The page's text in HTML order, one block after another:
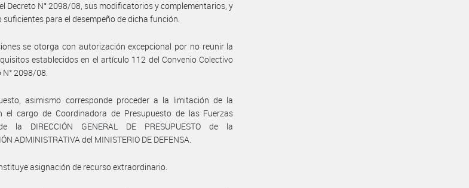
Decreto N° 2098/08, sus modificatorios y complementarios, y
suficientes para el desempeño de dicha función.
se otorga con autorización excepcional por no reunir la
establecidos en el artículo 112 del Convenio Colectivo
2098/08.
asimismo corresponde proceder a la limitación de la
el cargo de Coordinadora de Presupuesto de las Fuerzas
la DIRECCIÓN GENERAL DE PRESUPUESTO de la
ADMINISTRATIVA del MINISTERIO DE DEFENSA.
asignación de recurso extraordinario.